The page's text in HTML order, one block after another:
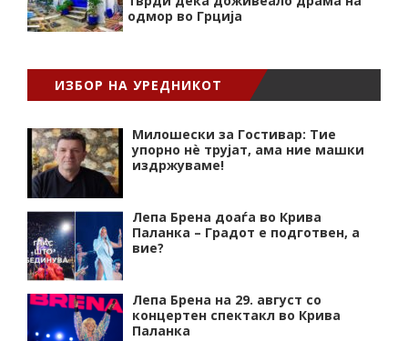
одмор во Грција
ИЗБОР НА УРЕДНИКОТ
Милошески за Гостивар: Тие
упорно нѐ трујат, ама ние машки
издржуваме!
Лепа Брена доаѓа во Крива
Паланка – Градот е подготвен, а
вие?
Лепа Брена на 29. август со
концертен спектакл во Крива
Паланка